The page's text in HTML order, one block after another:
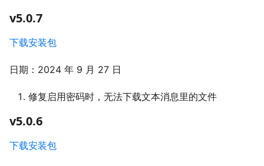
v5.0.7
下载安装包
日期：2024 年 9 月 27 日
修复启用密码时，无法下载文本消息里的文件
v5.0.6
下载安装包